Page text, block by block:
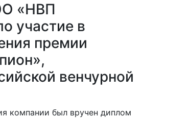
«НВП
участие в
премии
венчурной
компании был вручен диплом